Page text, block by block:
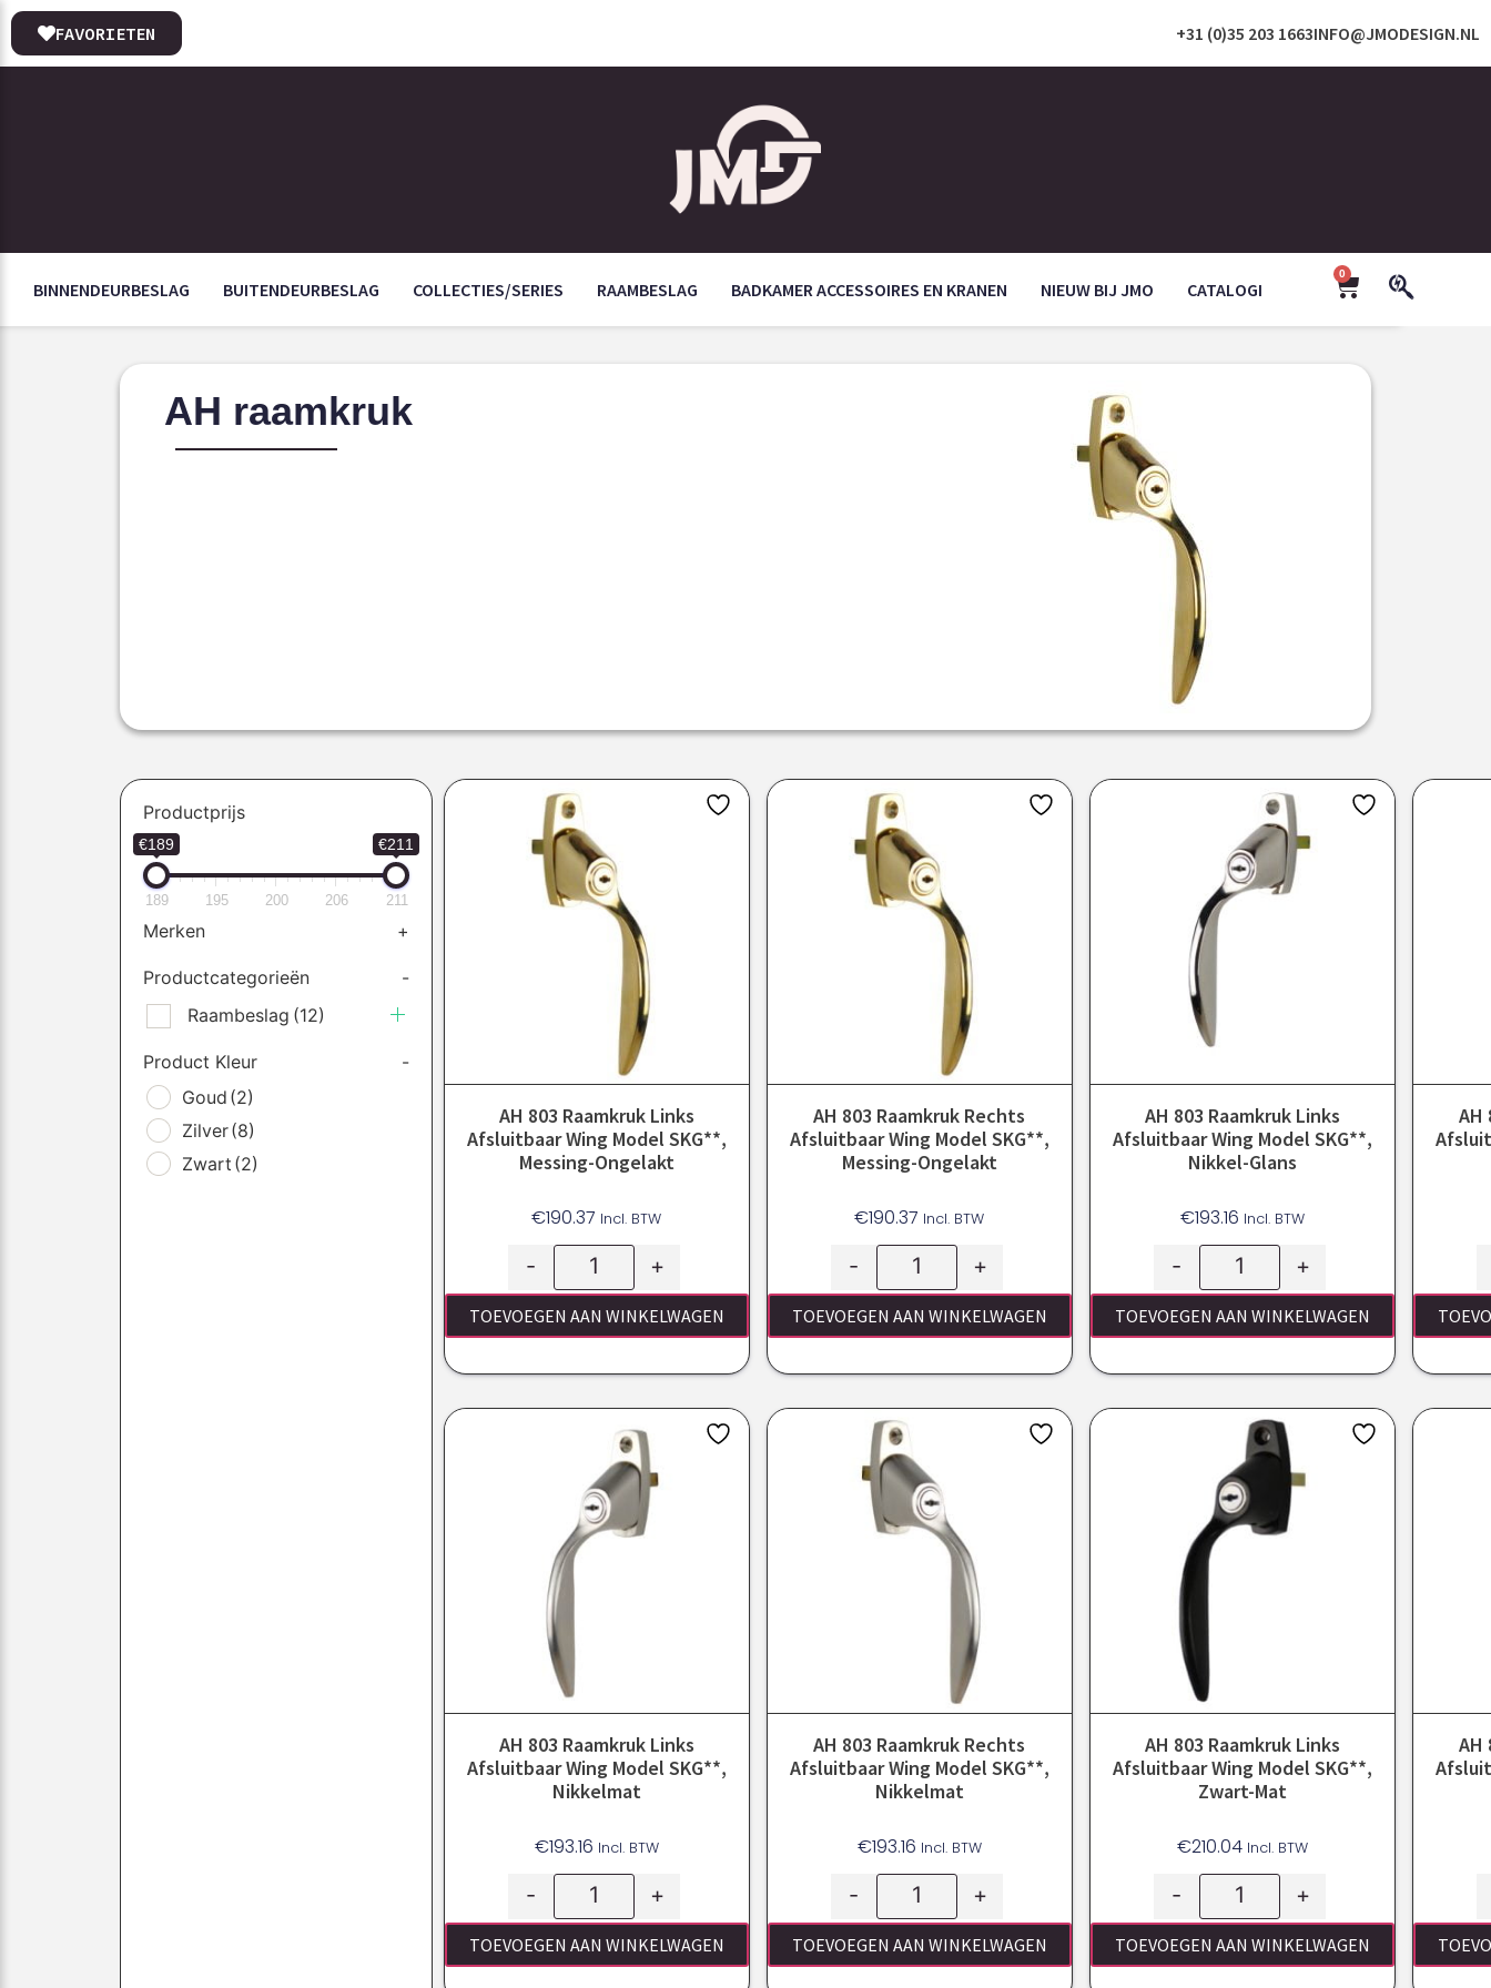
INFO@JMODESIGN.NL
+31 (0)35 203 1663
FAVORIETEN
BINNENDEURBESLAG BUITENDEURBESLAG COLLECTIES/SERIES RAAMBESLAG BADKAMER ACCESSOIRES EN KRANEN NIEUW BIJ JMO CATALOGI
0
AH raamkruk
Productprijs
€189 €211
189 195 200 206 211
Merken +
Productcategorieën
-
Raambeslag (12)
Product Kleur
-
Goud (2)
Zilver(8)
Zwart (2)
AH 803 Raamkruk Links
Afsluitbaar Wing Model SKG**,
Messing-Ongelakt
€190.37 Incl. BTW
- +
TOEVOEGEN AAN WINKELWAGEN
AH 803 Raamkruk Rechts
Afsluitbaar Wing Model SKG**,
Messing-Ongelakt
€190.37 Incl. BTW
- +
TOEVOEGEN AAN WINKELWAGEN
AH 803 Raamkruk Links
Afsluitbaar Wing Model SKG**,
Nikkel-Glans
€193.16 Incl. BTW
- +
TOEVOEGEN AAN WINKELWAGEN
AH
AH 803 Raamkruk Links
Afsluitbaar Wing Model SKG**,
Nikkelmat
€193.16 Incl. BTW
- +
TOEVOEGEN AAN WINKELWAGEN
AH 803 Raamkruk Rechts
Afsluitbaar Wing Model SKG**,
Nikkelmat
€193.16 Incl. BTW
- +
TOEVOEGEN AAN WINKELWAGEN
AH 803 Raamkruk Links
Afsluitbaar Wing Model SKG**,
Zwart-Mat
€210.04 Incl. BTW
- +
TOEVOEGEN AAN WINKELWAGEN
AH